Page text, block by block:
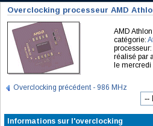
Overclocking processeur AMD
AMD
catégorie:
processeur:
réalisé par
le
Overclocking précédent - 986 MHz
Informations sur l'overclocking